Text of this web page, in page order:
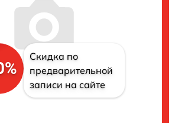
Скидка по
предварительной
записи на сайте